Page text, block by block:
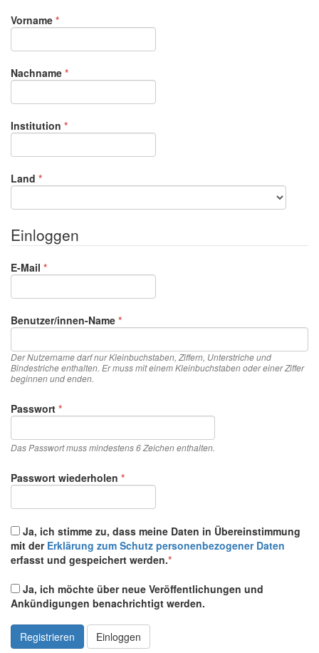
Vorname *Erforderlich
Nachname *Erforderlich
Institution *Erforderlich
Land *Erforderlich
Einloggen
E-Mail *Erforderlich
Benutzer/innen-Name *Erforderlich
Der Nutzername darf nur Kleinbuchstaben, Ziffern, Unterstriche und
Bindestriche enthalten. Er muss mit einem Kleinbuchstaben oder einer Ziffer
beginnen und enden.
Passwort *Erforderlich
Das Passwort muss mindestens 6 Zeichen enthalten.
Passwort wiederholen *Erforderlich
mit der Erklärung zum Schutz personenbezogener Daten
erfasst und gespeichert werden.*
Ankündigungen benachrichtigt werden.
Registrieren Einloggen